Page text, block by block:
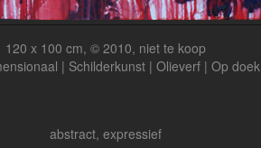
120 x 100 cm, © 2010, niet te koop
| Schilderkunst | Olieverf | Op doek
abstract, expressief